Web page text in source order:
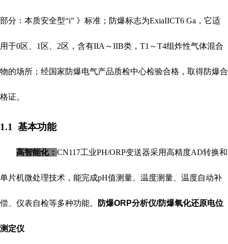
部分：本质安全型“i” 》标准；防爆标志为ExiaIICT6 Ga，它适
用于0区、1区、2区，含有IIA～IIB类，T1～T4组炸性气体混合
物的场所；经国家防爆电气产品质检中心检验合格，取得防爆合
格证。
1.1 基本功能
高智能化： CN117工业PH/ORP变送器采用高精度AD转换和
单片机微处理技术，能完成pH值测量、温度测量、 温度自动补
偿 、仪表自检等多种功能。 防爆ORP分析仪/防爆氧化还原电位
测定仪